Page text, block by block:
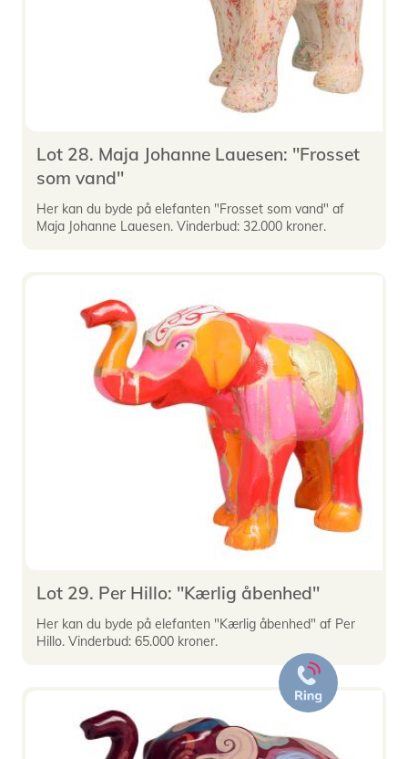
Lot 28. Maja Johanne Lauesen: "Frosset
som vand"
Her kan du byde på elefanten "Frosset som vand" af
Maja Johanne Lauesen. Vinderbud: 32.000 kroner.
Lot 29. Per Hillo: "Kærlig åbenhed"
Her kan du byde på elefanten "Kærlig åbenhed" af Per
Hillo. Vinderbud: 65.000 kroner.